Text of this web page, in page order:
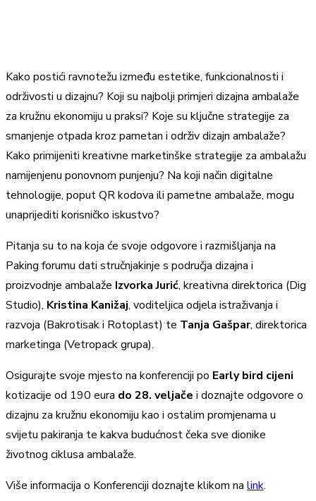
Kako postići ravnotežu između estetike, funkcionalnosti i
održivosti u dizajnu? Koji su najbolji primjeri dizajna ambalaže
za kružnu ekonomiju u praksi? Koje su ključne strategije za
smanjenje otpada kroz pametan i održiv dizajn ambalaže?
Kako primijeniti kreativne marketinške strategije za ambalažu
namijenjenu ponovnom punjenju? Na koji način digitalne
tehnologije, poput QR kodova ili pametne ambalaže, mogu
unaprijediti korisničko iskustvo?
Pitanja su to na koja će svoje odgovore i razmišljanja na
Paking forumu dati stručnjakinje s područja dizajna i
proizvodnje ambalaže Izvorka Jurić, kreativna direktorica (Dig
Studio), Kristina Kanižaj, voditeljica odjela istraživanja i
razvoja (Bakrotisak i Rotoplast) te Tanja Gašpar, direktorica
marketinga (Vetropack grupa).
Osigurajte svoje mjesto na konferenciji po Early bird cijeni
kotizacije od 190 eura do 28. veljače i doznajte odgovore o
dizajnu za kružnu ekonomiju kao i ostalim promjenama u
svijetu pakiranja te kakva budućnost čeka sve dionike
životnog ciklusa ambalaže.
Više informacija o Konferenciji doznajte klikom na link.